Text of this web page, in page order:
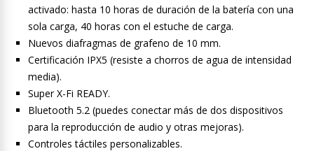
activado: hasta 10 horas de duración de la batería con una
sola carga, 40 horas con el estuche de carga.
Nuevos diafragmas de grafeno de 10 mm.
Certificación IPX5 (resiste a chorros de agua de intensidad
media).
Super X-Fi READY.
Bluetooth 5.2 (puedes conectar más de dos dispositivos
para la reproducción de audio y otras mejoras).
Controles táctiles personalizables.